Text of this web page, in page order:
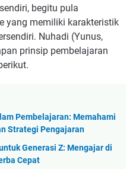
begitu pula
yang memiliki karakteristik
Nuhadi (Yunus,
prinsip pembelajaran
Pembelajaran: Memahami
Strategi Pengajaran
Generasi Z: Mengajar di
Cepat